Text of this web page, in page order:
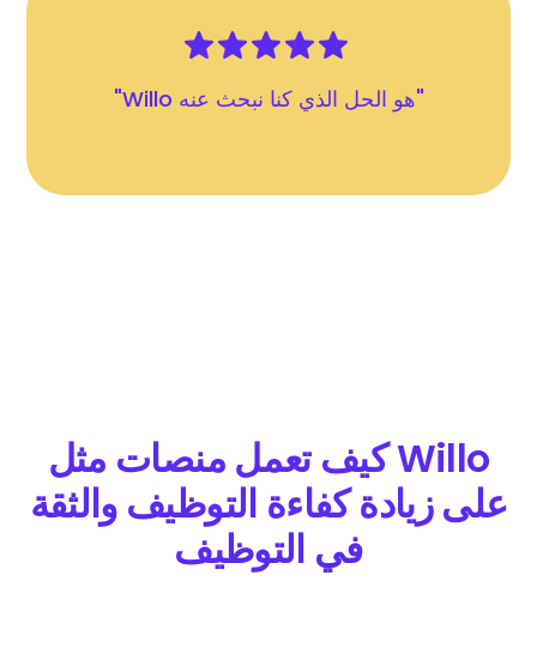
"Willo هو الحل الذي كنا نبحث عنه"
كيف تعمل منصات مثل Willo
على زيادة كفاءة التوظيف والثقة
في التوظيف